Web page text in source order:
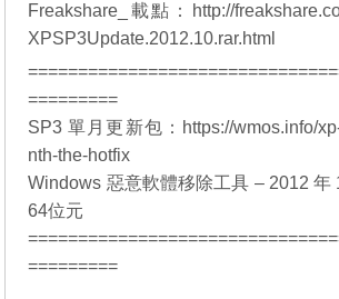
Freakshare_載點：
http://
XPSP3Update.2012.10.rar.html
=========
SP3 單月更新包： https://wmos.info/
nth-the-hotfix
Windows 惡意軟體移除工具 – 2012 年
64位元
=========